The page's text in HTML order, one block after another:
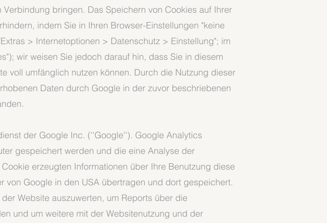
bringen. Das Speichern von Cookies auf Ihrer
indem Sie in Ihren Browser-Einstellungen "keine
> Internetoptionen > Datenschutz > Einstellung"; im
wir weisen Sie jedoch darauf hin, dass Sie in diesem
voll umfänglich nutzen können. Durch die Nutzung dieser
Daten durch Google in der zuvor beschriebenen
der Google Inc. (''Google''). Google Analytics
gespeichert werden und die eine Analyse der
erzeugten Informationen über Ihre Benutzung diese
von Google in den USA übertragen und dort gespeichert.
Website auszuwerten, um Reports über die
und um weitere mit der Websitenutzung und der